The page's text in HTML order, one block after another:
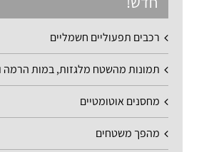
רכבים תפעוליים חשמליים
תמונות מהשטח מלגזות, במות הרמה
מחסנים אוטומטיים
מהפך משטחים